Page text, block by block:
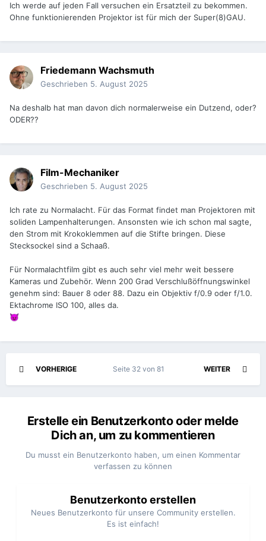
Ich werde auf jeden Fall versuchen ein Ersatzteil zu bekommen.
Ohne funktionierenden Projektor ist für mich der Super(8)GAU.
Friedemann Wachsmuth
Geschrieben 5. August 2025
Na deshalb hat man davon dich normalerweise ein Dutzend, oder?
ODER??
Film-Mechaniker
Geschrieben 5. August 2025
Ich rate zu Normalacht. Für das Format findet man Projektoren mit
soliden Lampenhalterungen. Ansonsten wie ich schon mal sagte,
den Strom mit Krokoklemmen auf die Stifte bringen. Diese
Stecksockel sind a Schaaß.
Für Normalachtfilm gibt es auch sehr viel mehr weit bessere
Kameras und Zubehör. Wenn 200 Grad Verschlußöffnungswinkel
genehm sind: Bauer 8 oder 88. Dazu ein Objektiv f/0.9 oder f/1.0.
Ektachrome ISO 100, alles da.
😈
VORHERIGE WEITER
Seite 32 von 81
Erstelle ein Benutzerkonto oder melde
Dich an, um zu kommentieren
Du musst ein Benutzerkonto haben, um einen Kommentar
verfassen zu können
Benutzerkonto erstellen
Neues Benutzerkonto für unsere Community erstellen.
Es ist einfach!